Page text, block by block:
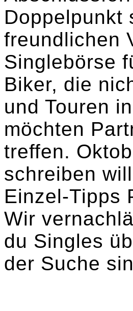
Doppelpunkt
freundlichen
Singlebörse
Biker, die
und Touren
möchten
treffen.
schreiben
Einzel-Tipps
Wir
du Singles
der Suche